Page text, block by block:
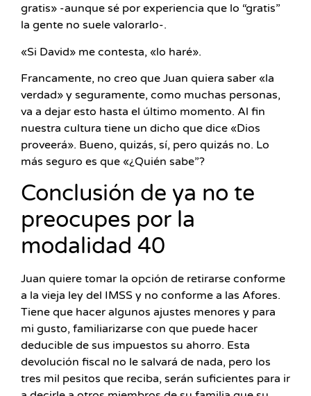
gratis» -aunque sé por experiencia que lo “gratis”
la gente no suele valorarlo-.
«Si David» me contesta, «lo haré».
Francamente, no creo que Juan quiera saber «la
verdad» y seguramente, como muchas personas,
va a dejar esto hasta el último momento. Al fin
nuestra cultura tiene un dicho que dice «Dios
proveerá». Bueno, quizás, sí, pero quizás no. Lo
más seguro es que «¿Quién sabe”?
Conclusión de ya no te
preocupes por la
modalidad 40
Juan quiere tomar la opción de retirarse conforme
a la vieja ley del IMSS y no conforme a las Afores.
Tiene que hacer algunos ajustes menores y para
mi gusto, familiarizarse con que puede hacer
deducible de sus impuestos su ahorro. Esta
devolución fiscal no le salvará de nada, pero los
tres mil pesitos que reciba, serán suficientes para ir